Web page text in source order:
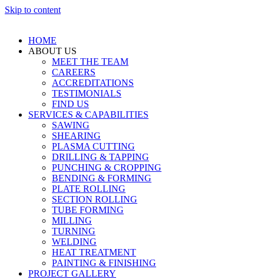
Skip to content
HOME
ABOUT US
MEET THE TEAM
CAREERS
ACCREDITATIONS
TESTIMONIALS
FIND US
SERVICES & CAPABILITIES
SAWING
SHEARING
PLASMA CUTTING
DRILLING & TAPPING
PUNCHING & CROPPING
BENDING & FORMING
PLATE ROLLING
SECTION ROLLING
TUBE FORMING
MILLING
TURNING
WELDING
HEAT TREATMENT
PAINTING & FINISHING
PROJECT GALLERY